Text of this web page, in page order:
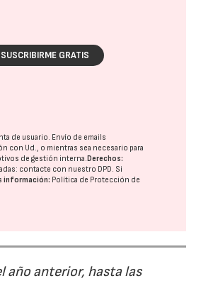
SUSCRIBIRME GRATIS
de usuario. Envío de emails
con Ud., o mientras sea necesario para
de gestión interna.Derechos:
contacte con nuestro DPD. Si
información: Política de Protección de
año anterior, hasta las